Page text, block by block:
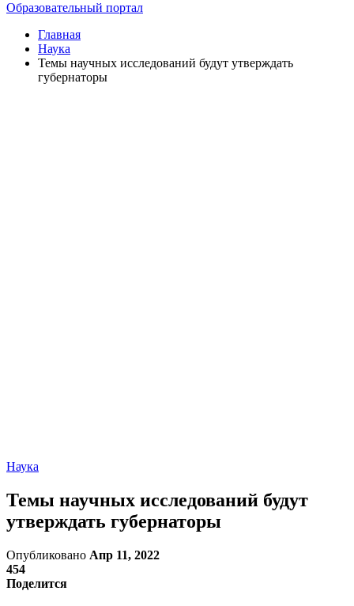
Образовательный портал
Главная
Наука
Темы научных исследований будут утверждать
губернаторы
Наука
Темы научных исследований будут
утверждать губернаторы
Опубликовано Апр 11, 2022
454
Поделится